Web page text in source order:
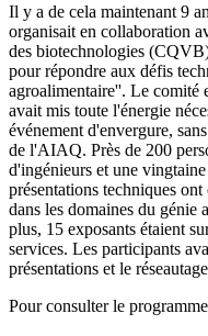
Il y a de cela maintenant 9
organisait en collaboration
des biotechnologies
pour répondre aux défis
agroalimentaire''. Le comité
avait mis toute l'énergie
événement d'envergure,
de l'AIAQ. Près de 200
d'ingénieurs et une
présentations techniques
dans les domaines du génie
plus, 15 exposants étaient
services. Les participants
présentations et le
Pour consulter le